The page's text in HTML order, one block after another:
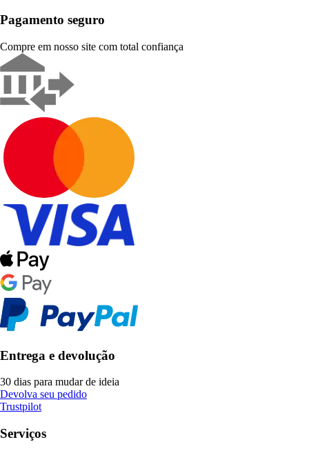
Pagamento seguro
Compre em nosso site com total confiança
Entrega e devolução
30 dias para mudar de ideia
Devolva seu pedido
Trustpilot
Serviços